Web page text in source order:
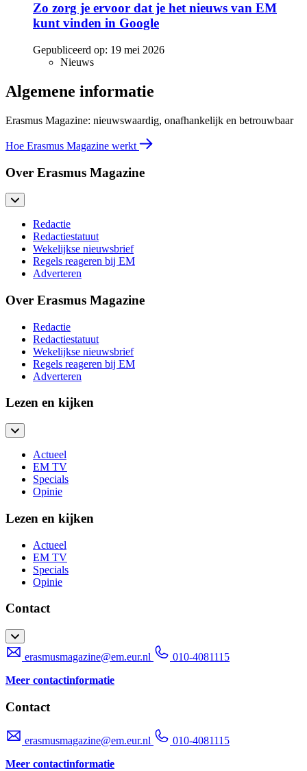
Zo zorg je ervoor dat je het nieuws van EM
kunt vinden in Google
Gepubliceerd op: 19 mei 2026
Nieuws
Algemene informatie
Erasmus Magazine: nieuwswaardig, onafhankelijk en betrouwbaar
Hoe Erasmus Magazine werkt
Over Erasmus Magazine
Redactie
Redactiestatuut
Wekelijkse nieuwsbrief
Regels reageren bij EM
Adverteren
Over Erasmus Magazine
Redactie
Redactiestatuut
Wekelijkse nieuwsbrief
Regels reageren bij EM
Adverteren
Lezen en kijken
Actueel
EM TV
Specials
Opinie
Lezen en kijken
Actueel
EM TV
Specials
Opinie
Contact
erasmusmagazine@em.eur.nl
010-4081115
Meer contactinformatie
Contact
erasmusmagazine@em.eur.nl
010-4081115
Meer contactinformatie